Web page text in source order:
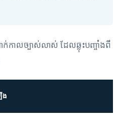
ាលច្បាស់លាស់ ដែលឆ្លុះបញ្ចាំងពី
ង